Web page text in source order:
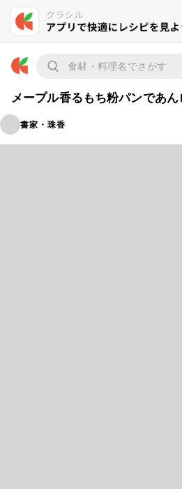
メープル香るもち粉パンであ
書家・珠香